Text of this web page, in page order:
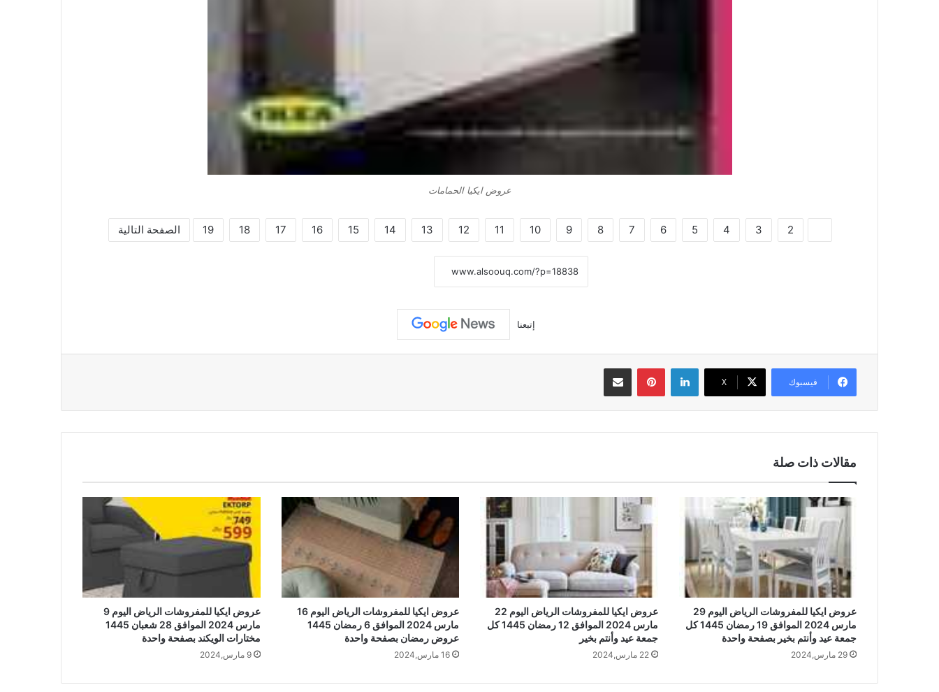
عروض ايكيا الحمامات
2
3
4
5
6
7
8
9
10
11
12
13
14
15
16
17
18
19 الصفحة التالية
إتبعنا
فيسبوك ‫X
لينكدإن بينتيريستمشاركة عبر البريد
مقالات ذات صلة
عروض ايكيا للمفروشات الرياض اليوم 29
مارس 2024 الموافق 19 رمضان 1445 كل
جمعة عيد وأنتم بخير بصفحة واحدة
29 مارس,2024
عروض ايكيا للمفروشات الرياض اليوم 22
مارس 2024 الموافق 12 رمضان 1445 كل
جمعة عيد وأنتم بخير
22 مارس,2024
عروض ايكيا للمفروشات الرياض اليوم 16
مارس 2024 الموافق 6 رمضان 1445
عروض رمضان بصفحة واحدة
16 مارس,2024
عروض ايكيا للمفروشات الرياض اليوم 9
مارس 2024 الموافق 28 شعبان 1445
مختارات الويكند بصفحة واحدة
9 مارس,2024